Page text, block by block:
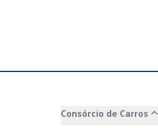
Consórcio de Carros